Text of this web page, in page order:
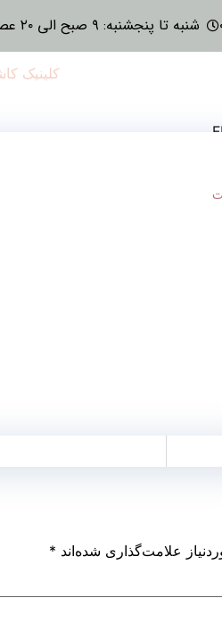
شنبه تا پنجشنبه: ۹ صبح الی ۲۰ عصر
کاشت مو روش ترکیبی
علامت‌گذاری شده‌اند *